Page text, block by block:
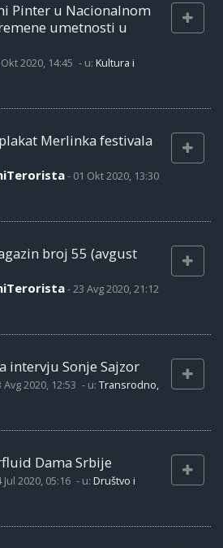
Pinter u Nacionalnom
umetnosti u
2020, 14:45 - u: Kultura i
Merlinka festivala
- 01 Okt 2020, 13:30
broj 55 (avgust
-23 Avg 2020, 21:12
intervju Sonje Sajzor
Avg 2020, 12:53 - u: Transrodno,
Dama Srbije
Jul 2020, 05:16 - u: Društvo i